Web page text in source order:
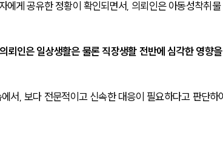
에게 공유한 정황이 확인되면서, 의뢰인은 아동성착취
뢰인은 일상생활은 물론 직장생활 전반에 심각한 영향
서, 보다 전문적이고 신속한 대응이 필요하다고 판단